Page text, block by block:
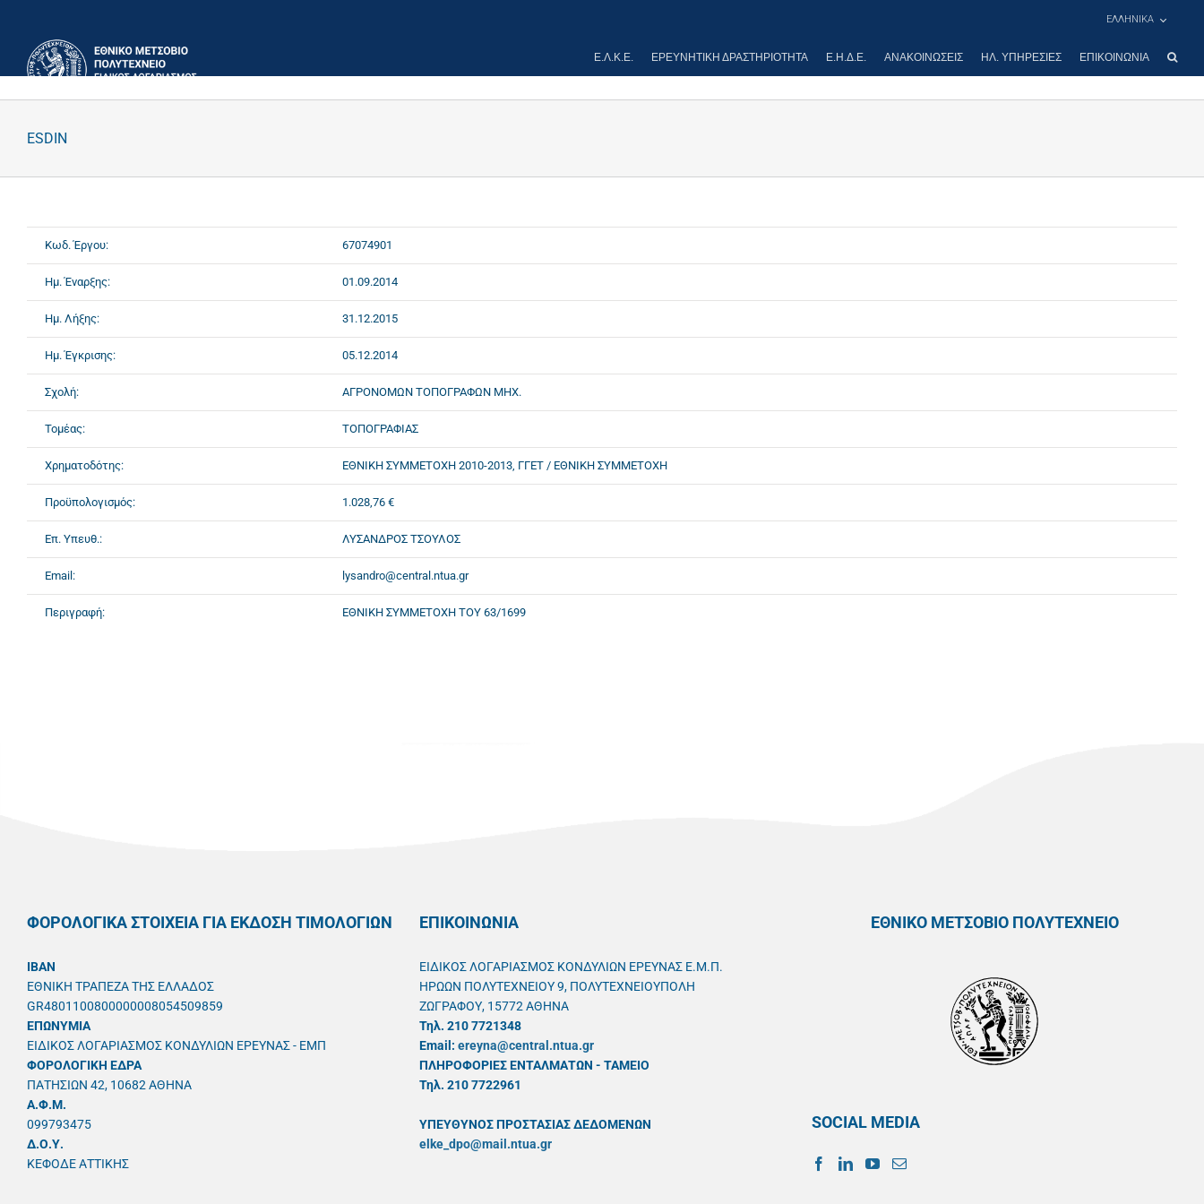
περιεχόμενο
ΕΛΛΗΝΙΚΑ
Ε.Λ.Κ.Ε. ΕΡΕΥΝΗΤΙΚΉ ΔΡΑΣΤΗΡΙΌΤΗΤΑ Ε.Η.Δ.Ε. ΑΝΑΚΟΙΝΏΣΕΙΣ ΗΛ. ΥΠΗΡΕΣΊΕΣ ΕΠΙΚΟΙΝΩΝΊΑ
ESDIN
Κωδ. Έργου: 67074901
Ημ. Έναρξης: 01.09.2014
Ημ. Λήξης: 31.12.2015
Ημ. Έγκρισης: 05.12.2014
Σχολή: ΑΓΡΟΝΟΜΩΝ ΤΟΠΟΓΡΑΦΩΝ ΜΗΧ.
Τομέας: ΤΟΠΟΓΡΑΦΙΑΣ
Χρηματοδότης: ΕΘΝΙΚΗ ΣΥΜΜΕΤΟΧΗ 2010-2013, ΓΓΕΤ / ΕΘΝΙΚΗ ΣΥΜΜΕΤΟΧΗ
Προϋπολογισμός: 1.028,76 €
Επ. Υπευθ.: ΛΥΣΑΝΔΡΟΣ ΤΣΟΥΛΟΣ
Email: lysandro@central.ntua.gr
Περιγραφή: ΕΘΝΙΚΗ ΣΥΜΜΕΤΟΧΗ ΤΟΥ 63/1699
ΦΟΡΟΛΟΓΙΚΑ ΣΤΟΙΧΕΙΑ ΓΙΑ ΕΚΔΟΣΗ ΤΙΜΟΛΟΓΙΩΝ
IBAN
ΕΘΝΙΚΗ ΤΡΑΠΕΖΑ ΤΗΣ ΕΛΛΑΔΟΣ
GR4801100800000008054509859
ΕΠΩΝΥΜΙΑ
ΕΙΔΙΚΟΣ ΛΟΓΑΡΙΑΣΜΟΣ ΚΟΝΔΥΛΙΩΝ ΕΡΕΥΝΑΣ - ΕΜΠ
ΦΟΡΟΛΟΓΙΚΗ ΕΔΡΑ
ΠΑΤΗΣΙΩΝ 42, 10682 ΑΘΗΝΑ
A.Φ.Μ.
099793475
Δ.Ο.Υ.
ΚΕΦΟΔΕ ΑΤΤΙΚΗΣ
ΕΠΙΚΟΙΝΩΝΙΑ
ΕΙΔΙΚΟΣ ΛΟΓΑΡΙΑΣΜΟΣ ΚΟΝΔΥΛΙΩΝ ΕΡΕΥΝΑΣ Ε.Μ.Π.
ΗΡΩΩΝ ΠΟΛΥΤΕΧΝΕΙΟΥ 9, ΠΟΛΥΤΕΧΝΕΙΟΥΠΟΛΗ
ΖΩΓΡΑΦΟΥ, 15772 ΑΘΗΝΑ
Τηλ. 210 7721348
Email: ereyna@central.ntua.gr
ΠΛΗΡΟΦΟΡΙΕΣ ΕΝΤΑΛΜΑΤΩΝ - ΤΑΜΕΙΟ
Τηλ. 210 7722961
ΥΠΕΥΘYΝΟΣ ΠΡΟΣΤΑΣΙΑΣ ΔΕΔΟΜΕΝΩΝ
elke_dpo@mail.ntua.gr
ΕΘΝΙΚΟ ΜΕΤΣΟΒΙΟ ΠΟΛΥΤΕΧΝΕΙΟ
SOCIAL MEDIA